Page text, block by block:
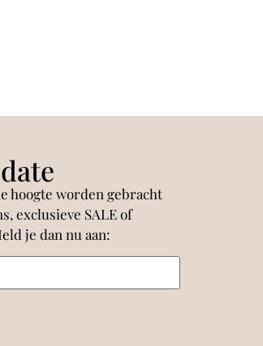
hoogte worden gebracht
exclusieve SALE of
je dan nu aan: